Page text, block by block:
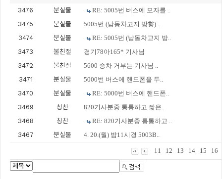
3476 분실물
RE: 5005번 버스에 모자를 ..
3475
분실물
5005번 (남동차고지 방향) ..
3474
분실물
RE: 5005번 (남동차고지 방..
3473
불친절
경기78아165* 기사님
3472
불친절
5600 승차 거부는 기사님 ..
3471
분실물
5000번 버스에 핸드폰을 두..
3470
분실물
RE: 5000번 버스에 핸드폰..
3469
칭찬
820기사분중 통통하고 짧은..
3468
칭찬
RE: 820기사분중 통통하고 ..
3467
분실물 4. 20.(월) 밤11시경 5003B..
11 12 13 14 15 16